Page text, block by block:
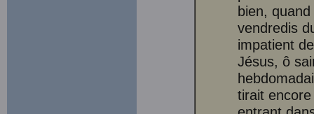
bien,
vendredis
impatient
Jésus, ô
tirait